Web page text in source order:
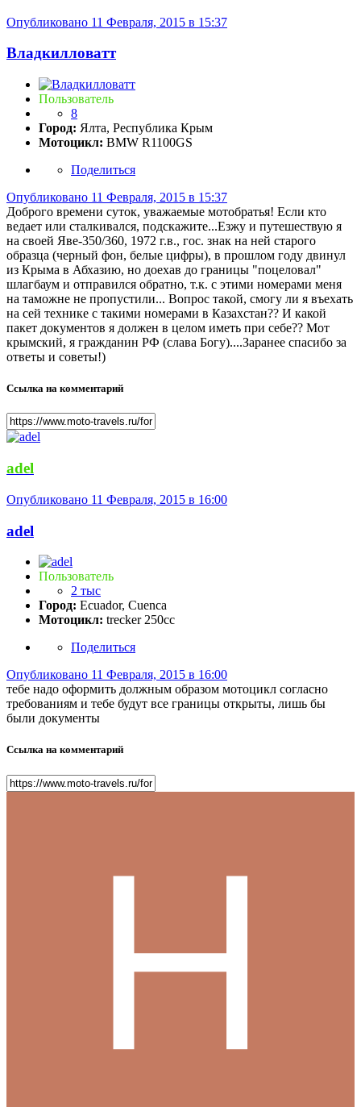
Опубликовано 11 Февраля, 2015 в 15:37
Владкилловатт
Пользователь
8
Город: Ялта, Республика Крым
Мотоцикл: BMW R1100GS
Поделиться
Опубликовано 11 Февраля, 2015 в 15:37
Доброго времени суток, уважаемые мотобратья! Если кто
ведает или сталкивался, подскажите...Езжу и путешествую я
на своей Яве-350/360, 1972 г.в., гос. знак на ней старого
образца (черный фон, белые цифры), в прошлом году двинул
из Крыма в Абхазию, но доехав до границы "поцеловал"
шлагбаум и отправился обратно, т.к. с этими номерами меня
на таможне не пропустили... Вопрос такой, смогу ли я въехать
на сей технике с такими номерами в Казахстан?? И какой
пакет документов я должен в целом иметь при себе?? Мот
крымский, я гражданин РФ (слава Богу)....Заранее спасибо за
ответы и советы!)
Ссылка на комментарий
adel
Опубликовано 11 Февраля, 2015 в 16:00
adel
Пользователь
2 тыс
Город: Ecuador, Cuenca
Мотоцикл: trecker 250cc
Поделиться
Опубликовано 11 Февраля, 2015 в 16:00
тебе надо оформить должным образом мотоцикл согласно
требованиям и тебе будут все границы открыты, лишь бы
были документы
Ссылка на комментарий